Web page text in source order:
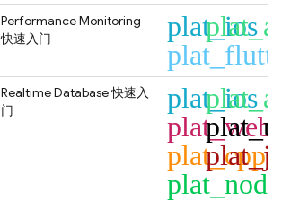
Performance Monitoring
快速入门
plat_ios
Realtime Database快速入
门
plat_ios
plat_web
plat_cpp
plat_node